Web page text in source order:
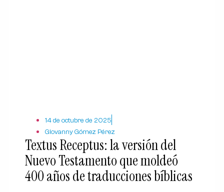
14 de octubre de 2025
Giovanny Gómez Pérez
Textus Receptus: la versión del
Nuevo Testamento que moldeó
400 años de traducciones bíblicas